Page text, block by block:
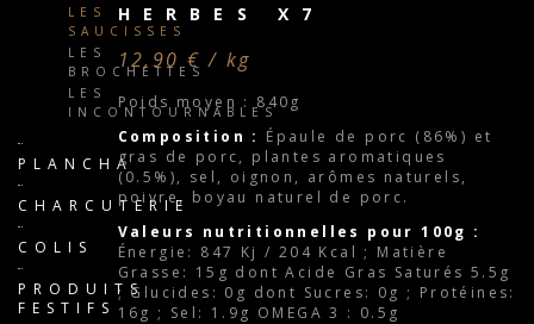
HERBES X7
12,90 € / kg
Poids moyen : 840g
Composition : Épaule de porc (86%) et
gras de porc, plantes aromatiques
(0.5%), sel, oignon, arômes naturels,
poivre, boyau naturel de porc.
Valeurs nutritionnelles pour 100g :
Énergie: 847 Kj / 204 Kcal ; Matière
Grasse: 15g dont Acide Gras Saturés 5.5g
; Glucides: 0g dont Sucres: 0g ; Protéines:
16g ; Sel: 1.9g OMEGA 3 : 0.5g
LES
SAUCISSES
LES
BROCHETTES
LES
INCONTOURNABLES
PLANCHA
CHARCUTERIE
COLIS
PRODUITS
FESTIFS